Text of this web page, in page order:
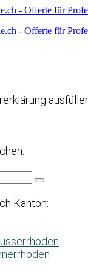
- Offerte für
- Offerte für
Kanton: